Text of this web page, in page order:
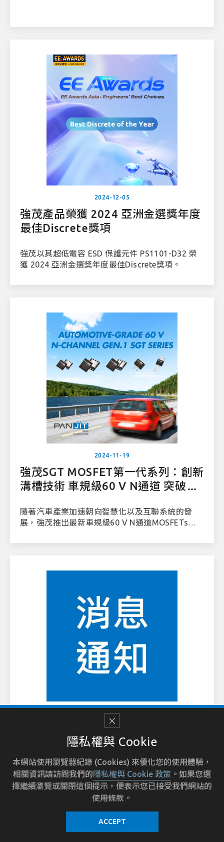
2024-12-05
強茂產品榮獲 2024 亞洲金選獎年度
最佳Discrete獎項
強茂以其超低電容 ESD 保護元件 PS1101-D32 榮
獲 2024 亞洲金選獎年度最佳Discrete獎項。
2024-11-19
強茂SGT MOSFET第一代系列：創新
溝槽技術 車規級60 V N通道 突破車
隨著汽車產業加速朝向智慧化以及互聯系統的發
展，強茂推出最新車規級60 V N通道MOSFETs系
置。此系列之產品具備卓越的性能指標 (FOM)、超
2024-10-04
山陀兒颱風來襲回報通知
隱私權與 Cookie
本網站使用瀏覽器紀錄 (Cookies) 來優化您的使用體驗，
相關資訊請訪問我們的隱私權與 Cookie 政策 。如果您選
擇繼續瀏覽或關閉這個提示，便表示您已接受我們網站的
使用條款。
ACCEPT